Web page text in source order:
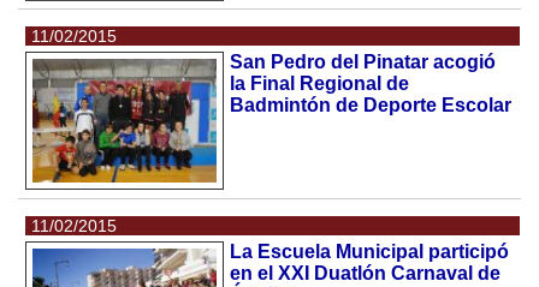
11/02/2015
San Pedro del Pinatar acogió
la Final Regional de
Badmintón de Deporte Escolar
11/02/2015
La Escuela Municipal participó
en el XXI Duatlón Carnaval de